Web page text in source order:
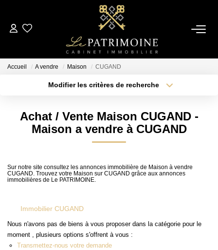
ACCUEIL
Ventes
ESTIMATION
ALERTE MAIL
CONTACT
Accueil A vendre Maison CUGAND
Modifier les critères de recherche
Sélectionnez...
Type de bien
Surface min
Créer une alerte
Achat / Vente Maison CUGAND -
Maison a vendre à CUGAND
Sur notre site consultez les annonces immobilière de Maison à vendre
CUGAND. Trouvez votre Maison sur CUGAND grâce aux annonces
immobilières de Le PATRIMOINE.
Immobilier CUGAND
Nous n'avons pas de biens à vous proposer dans la catégorie pour le
moment , plusieurs options s'offrent à vous :
Transmettez-nous votre demande